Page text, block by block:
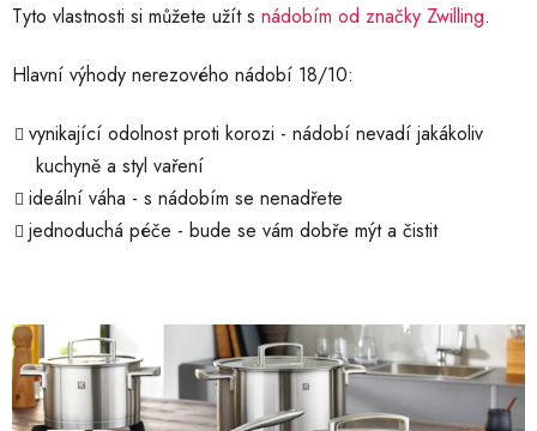
Tyto vlastnosti si můžete užít s nádobím od značky Zwilling.
Hlavní výhody nerezového nádobí 18/10:
vynikající odolnost proti korozi - nádobí nevadí jakákoliv
kuchyně a styl vaření
ideální váha - s nádobím se nenadřete
jednoduchá péče - bude se vám dobře mýt a čistit